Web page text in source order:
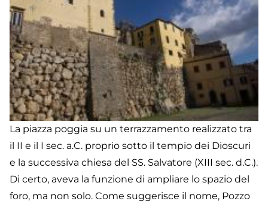
La piazza poggia su un terrazzamento realizzato tra
il II e il I sec. a.C. proprio sotto il tempio dei Dioscuri
e la successiva chiesa del SS. Salvatore (XIII sec. d.C.).
Di certo, aveva la funzione di ampliare lo spazio del
foro, ma non solo. Come suggerisce il nome, Pozzo